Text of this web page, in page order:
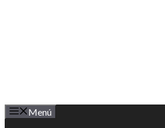
Menú